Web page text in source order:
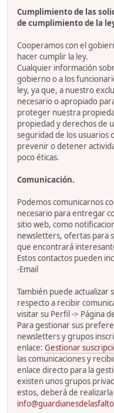
Cumplimiento de las
de cumplimiento de la
Cooperamos con el
hacer cumplir la ley.
Cualquier información
gobierno o a los
ley, ya que, a nuestro
necesario o apropiado
proteger nuestra
propiedad y derechos de
seguridad de los usuarios
prevenir o detener
poco éticas.
Comunicación.
Podemos comunicarnos
necesario para entregar
sitio web, como
newsletters, ofertas para
que encontrará
Estos contactos pueden
-Email
También puede actualizar
respecto a recibir
visitar su Perfil -> Página
Para gestionar sus
newsletters y grupos
enlace: Gestionar
las comunicaciones y
enlace directo para la
existen unos grupos
estos, deberá de